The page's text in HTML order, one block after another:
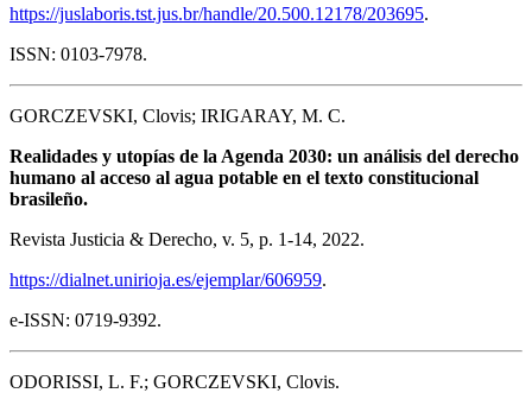
https://juslaboris.tst.jus.br/handle/20.500.12178/203695.
ISSN: 0103-7978.
GORCZEVSKI, Clovis; IRIGARAY, M. C.
Realidades y utopías de la Agenda 2030: un análisis del derecho
humano al acceso al agua potable en el texto constitucional
brasileño.
Revista Justicia & Derecho, v. 5, p. 1-14, 2022.
https://dialnet.unirioja.es/ejemplar/606959.
e-ISSN: 0719-9392.
ODORISSI, L. F.; GORCZEVSKI, Clovis.